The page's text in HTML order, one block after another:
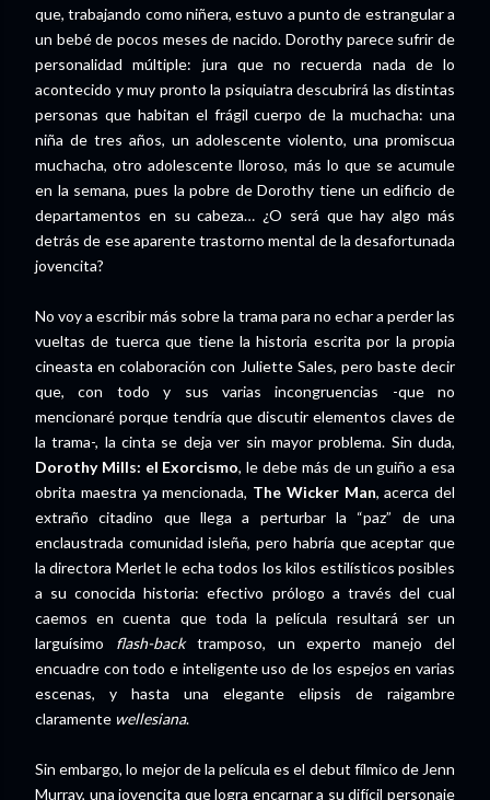
que, trabajando como niñera, estuvo a punto de estrangular a
un bebé de pocos meses de nacido. Dorothy parece sufrir de
personalidad múltiple: jura que no recuerda nada de lo
acontecido y muy pronto la psiquiatra descubrirá las distintas
personas que habitan el frágil cuerpo de la muchacha: una
niña de tres años, un adolescente violento, una promiscua
muchacha, otro adolescente lloroso, más lo que se acumule
en la semana, pues la pobre de Dorothy tiene un edificio de
departamentos en su cabeza… ¿O será que hay algo más
detrás de ese aparente trastorno mental de la desafortunada
jovencita?
No voy a escribir más sobre la trama para no echar a perder las
vueltas de tuerca que tiene la historia escrita por la propia
cineasta en colaboración con Juliette Sales, pero baste decir
que, con todo y sus varias incongruencias -que no
mencionaré porque tendría que discutir elementos claves de
la trama-, la cinta se deja ver sin mayor problema. Sin duda,
Dorothy Mills: el Exorcismo, le debe más de un guiño a esa
obrita maestra ya mencionada, The Wicker Man, acerca del
extraño citadino que llega a perturbar la “paz” de una
enclaustrada comunidad isleña, pero habría que aceptar que
la directora Merlet le echa todos los kilos estilísticos posibles
a su conocida historia: efectivo prólogo a través del cual
caemos en cuenta que toda la película resultará ser un
larguísimo flash-backtramposo, un experto manejo del
encuadre con todo e inteligente uso de los espejos en varias
escenas, y hasta una elegante elipsis de raigambre
claramente wellesiana.
Sin embargo, lo mejor de la película es el debut fílmico de Jenn
Murray, una jovencita que logra encarnar a su difícil personaje